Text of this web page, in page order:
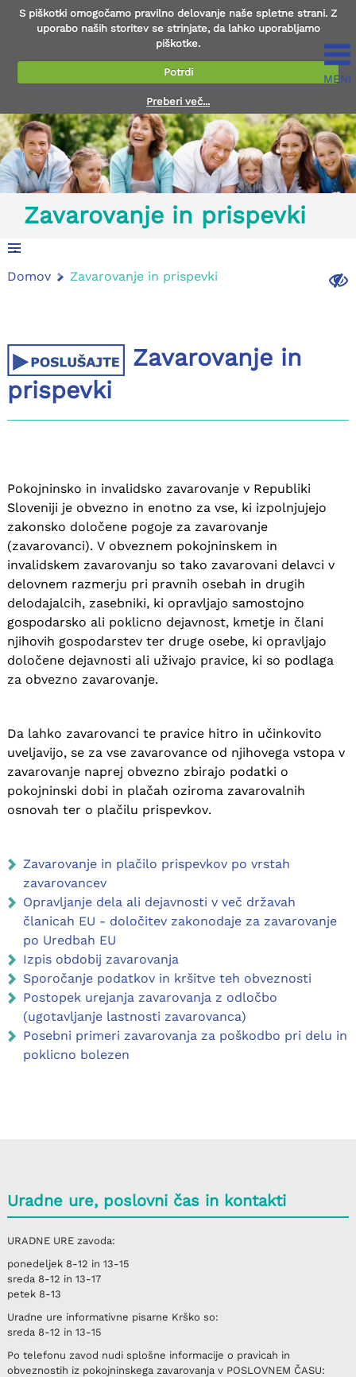
S piškotki omogočamo pravilno delovanje naše spletne strani. Z
uporabo naših storitev se strinjate, da lahko uporabljamo
piškotke.
Potrdi
Preberi več...
MENI
Zavarovanje in prispevki
.
.
Domov Zavarovanje in prispevki
Zavarovanje in
prispevki
Pokojninsko in invalidsko zavarovanje v Republiki
Sloveniji je obvezno in enotno za vse, ki izpolnjujejo
zakonsko določene pogoje za zavarovanje
(zavarovanci). V obveznem pokojninskem in
invalidskem zavarovanju so tako zavarovani delavci v
delovnem razmerju pri pravnih osebah in drugih
delodajalcih, zasebniki, ki opravljajo samostojno
gospodarsko ali poklicno dejavnost, kmetje in člani
njihovih gospodarstev ter druge osebe, ki opravljajo
določene dejavnosti ali uživajo pravice, ki so podlaga
za obvezno zavarovanje.
Da lahko zavarovanci te pravice hitro in učinkovito
uveljavijo, se za vse zavarovance od njihovega vstopa v
zavarovanje naprej obvezno zbirajo podatki o
pokojninski dobi in plačah oziroma zavarovalnih
osnovah ter o plačilu prispevkov.
Zavarovanje in plačilo prispevkov po vrstah
zavarovancev
Opravljanje dela ali dejavnosti v več državah
članicah EU - določitev zakonodaje za zavarovanje
po Uredbah EU
Izpis obdobij zavarovanja
Sporočanje podatkov in kršitve teh obveznosti
Postopek urejanja zavarovanja z odločbo
(ugotavljanje lastnosti zavarovanca)
Posebni primeri zavarovanja za poškodbo pri delu in
poklicno bolezen
Uradne ure, poslovni čas in kontakti
URADNE UREzavoda:
ponedeljek8-12 in 13-15
sreda 8-12 in 13-17
petek8-13
Uradne ure informativne pisarne Krško so:
sreda 8-12 in 13-15
Po telefonu zavod nudi splošne informacije o pravicah in
obveznostih iz pokojninskega zavarovanja v POSLOVNEM ČASU: